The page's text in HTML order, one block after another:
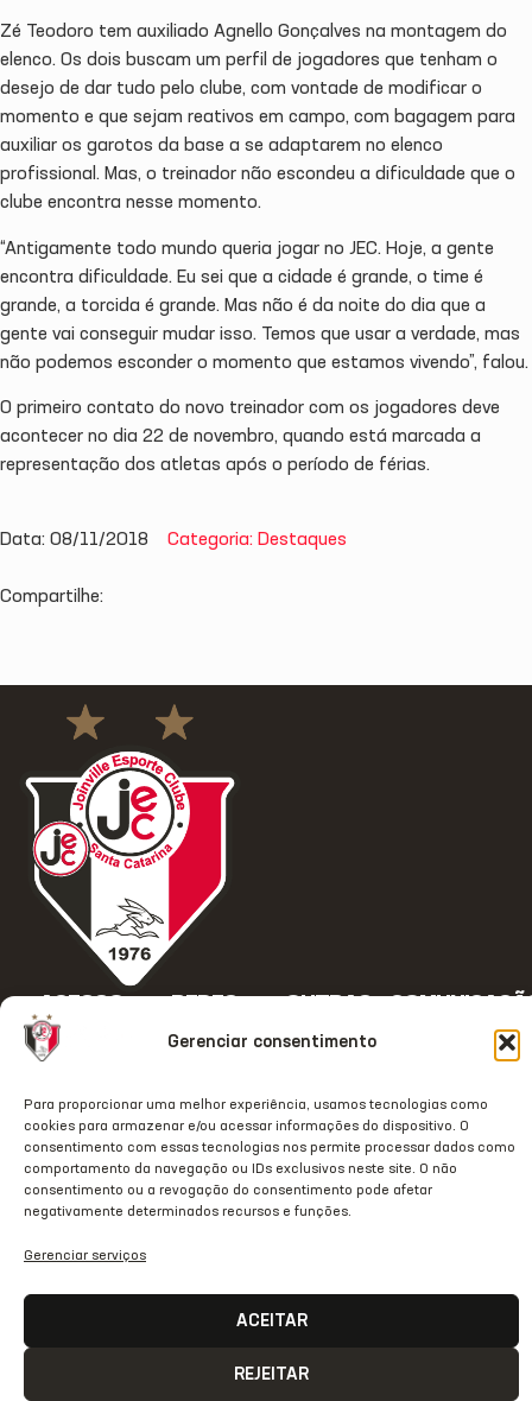
Gerenciar consentimento
Para proporcionar uma melhor experiência, usamos tecnologias como
cookies para armazenar e/ou acessar informações do dispositivo. O
consentimento com essas tecnologias nos permite processar dados como
comportamento da navegação ou IDs exclusivos neste site. O não
consentimento ou a revogação do consentimento pode afetar
negativamente determinados recursos e funções.
Gerenciar serviços
ACEITAR
REJEITAR
Zé Teodoro tem auxiliado Agnello Gonçalves na montagem do
elenco. Os dois buscam um perfil de jogadores que tenham o
desejo de dar tudo pelo clube, com vontade de modificar o
momento e que sejam reativos em campo, com bagagem para
auxiliar os garotos da base a se adaptarem no elenco
profissional. Mas, o treinador não escondeu a dificuldade que o
clube encontra nesse momento.
“Antigamente todo mundo queria jogar no JEC. Hoje, a gente
encontra dificuldade. Eu sei que a cidade é grande, o time é
grande, a torcida é grande. Mas não é da noite do dia que a
gente vai conseguir mudar isso. Temos que usar a verdade, mas
não podemos esconder o momento que estamos vivendo”, falou.
O primeiro contato do novo treinador com os jogadores deve
acontecer no dia 22 de novembro, quando está marcada a
representação dos atletas após o período de férias.
Data: 08/11/2018 Categoria: Destaques
Compartilhe:
RÁPIDO
Clube
Estrutura
JecStore
SOCIAIS
Facebook
Youtube
Linkedin
REDES
Threads
X
Transparência
Notas Oficiais
2026 © Todos os direitos